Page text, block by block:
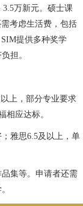
万新元。硕士课
考虑生活费，包括
提供多种奖学
担。
上，部分专业要求
相应达标。
雅思6.5及以上，单
集等。申请者还需